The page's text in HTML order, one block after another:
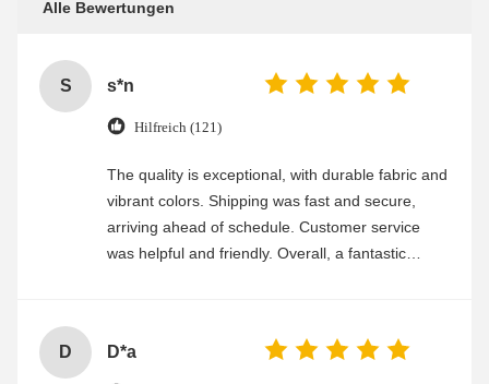
Alle Bewertungen
S s*n
Hilfreich (121)
The quality is exceptional, with durable fabric and
vibrant colors. Shipping was fast and secure,
arriving ahead of schedule. Customer service
was helpful and friendly. Overall, a fantastic
D D*a